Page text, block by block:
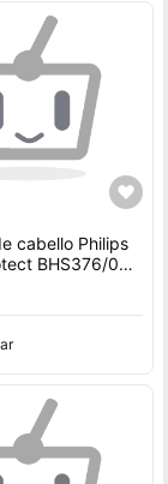
cabello Philips
BHS376/00